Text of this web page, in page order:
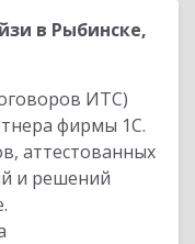
в Рыбинске,
ИТС)
фирмы 1С.
аттестованных
и решений